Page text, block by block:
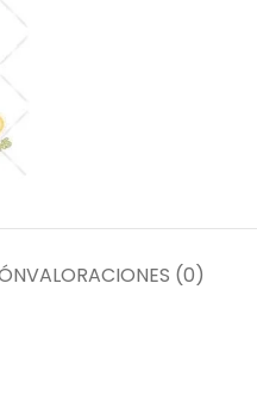
VALORACIONES (0)